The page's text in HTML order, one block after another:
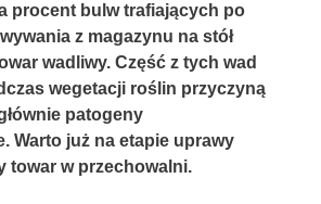
procent bulw trafiających po
z magazynu na stół
wadliwy. Część z tych wad
wegetacji roślin przyczyną
patogeny
Warto już na etapie uprawy
towar w przechowalni.